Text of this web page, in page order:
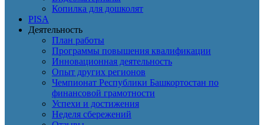
Копилка для дошколят
PISA
Деятельность
План работы
Программы повышения квалификации
Инновационная деятельность
Опыт других регионов
Чемпионат Республики Башкортостан по
финансовой грамотности
Успехи и достижения
Неделя сбережений